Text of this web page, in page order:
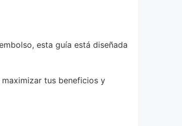
esta guía está diseñada
tus beneficios y